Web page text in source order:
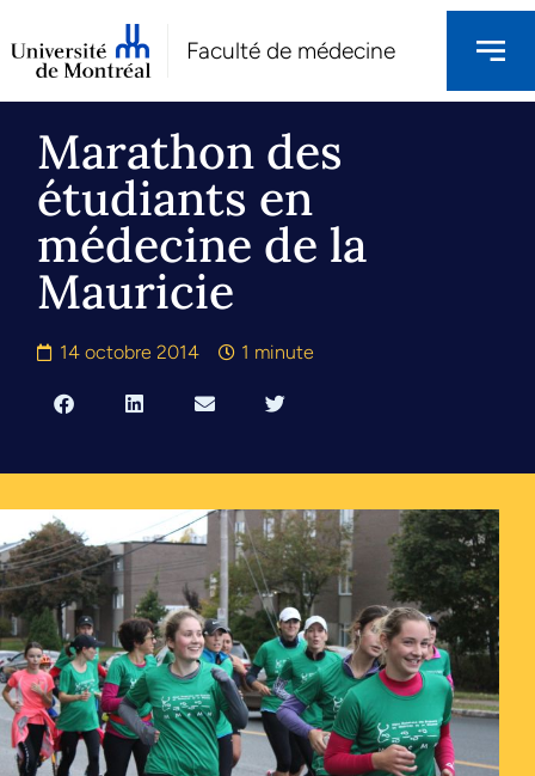
Faculté de médecine
Marathon des
étudiants en
médecine de la
Mauricie
14 octobre 2014 1 minute